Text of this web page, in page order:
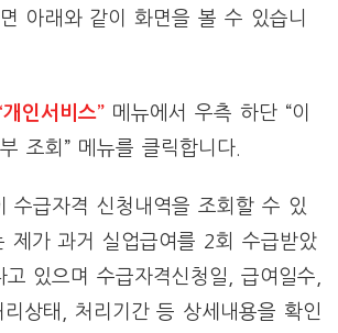
아래와 같이 화면을 볼 수 있습니
개인서비스” 메뉴에서 우측 하단 “이
조회” 메뉴를 클릭합니다.
수급자격 신청내역을 조회할 수 있
제가 과거 실업급여를 2회 수급받았
있으며 수급자격신청일, 급여일수,
상태, 처리기간 등 상세내용을 확인